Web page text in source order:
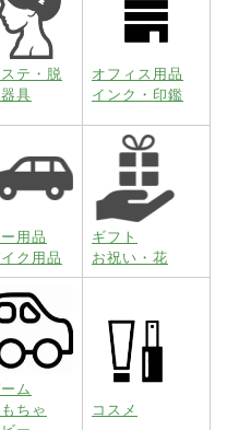
テ・脱
具
オフィス用品
インク・印鑑
用品
ク用品
ギフト
お祝い・花
ム
ちゃ
コスメ